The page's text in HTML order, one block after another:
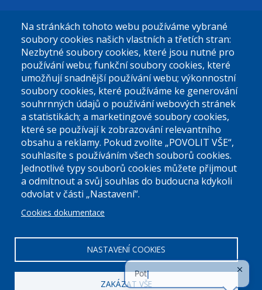
El. podatelna (bez el. podpisu):
podatelna@praha9.cz
Úřední dny:
Po a St: 08.00-12.00; 13.00-18.00
Úřední hodiny
00063894DIČ:CZ00063894
Na stránkách tohoto webu používáme vybrané
soubory cookies našich vlastních a třetích stran:
Nezbytné soubory cookies, které jsou nutné pro
používání webu; funkční soubory cookies, které
umožňují snadnější používání webu; výkonnostní
soubory cookies, které používáme ke generování
souhrnných údajů o používání webových stránek
a statistikách; a marketingové soubory cookies,
které se používají k zobrazování relevantního
obsahu a reklamy. Pokud zvolíte „POVOLIT VŠE“,
souhlasíte s používáním všech souborů cookies.
Jednotlivé typy souborů cookies můžete přijmout
a odmítnout a svůj souhlas do budoucna kdykoli
odvolat v části „Nastavení“.
Cookies dokumentace
NASTAVENÍ COOKIES
ZAKÁZAT VŠE